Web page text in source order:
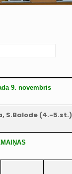
9. novembris
S.Balode (4.-5.st.)